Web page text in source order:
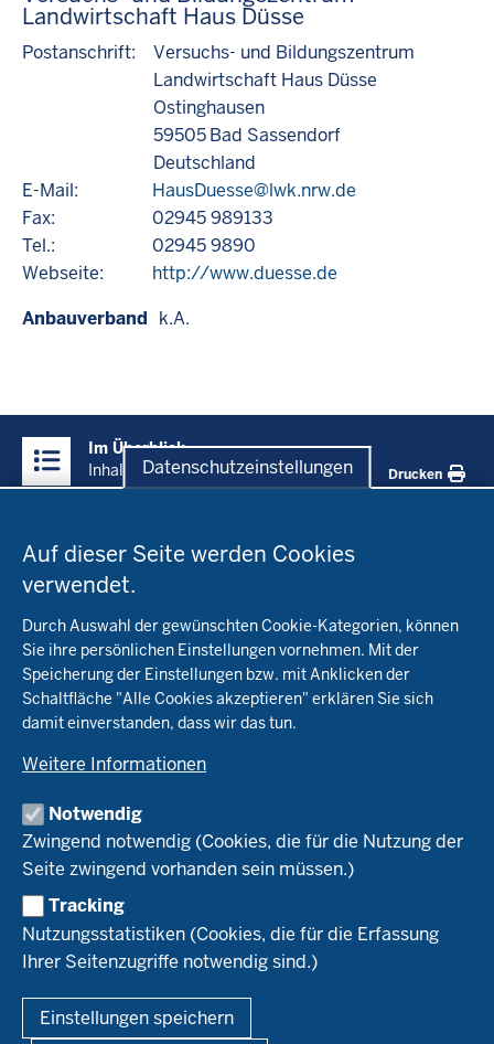
Datenschutzeinstellungen
Auf dieser Seite werden Cookies
verwendet.
Durch Auswahl der gewünschten Cookie-Kategorien, können
Sie ihre persönlichen Einstellungen vornehmen. Mit der
Speicherung der Einstellungen bzw. mit Anklicken der
Schaltfläche "Alle Cookies akzeptieren" erklären Sie sich
damit einverstanden, dass wir das tun.
Weitere Informationen
Notwendig
Zwingend notwendig (Cookies, die für die Nutzung der
Seite zwingend vorhanden sein müssen.)
Tracking
Nutzungsstatistiken (Cookies, die für die Erfassung
Ihrer Seitenzugriffe notwendig sind.)
Einstellungen speichern
Landwirtschaft Haus Düsse
Postanschrift:
Versuchs- und Bildungszentrum
Landwirtschaft Haus Düsse
Ostinghausen
59505Bad Sassendorf
Deutschland
E-Mail:
HausDuesse@lwk.nrw.de
Fax:
02945 989133
Tel.:
02945 9890
Webseite:
http://www.duesse.de
Anbauverband k.A.
Inhalte
Im Überblick
Inhalt
Drucken
in
der
Fachinfo
Öko-Modellregionen NRW
Pflanzenbau
Tierhaltung
Markt
Umstellung
Recht
Beratung
Landwirtschaftskammer NRW
Bioland
Naturland
Versuche
Leitbetriebe Ökologischer Landbau
Versuchsbetriebe
WRRL-Modellbetriebe
Kontakte Versuchswesen
Aktuelles
Arbeitsschwerpunkte
Ökoschule in Kleve
Ausbildungsbetriebe
Berufsausbildung
Forschung
Projekte Ökoteam
Forschungsergebnisse
Service
Kontakt
Newsletter
Fußzeile
Impressum Datenschutzerklärung